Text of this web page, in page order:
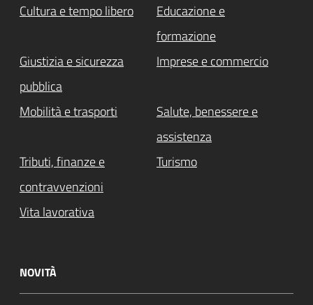
Cultura e tempo libero
Educazione e
formazione
Giustizia e sicurezza
pubblica
Imprese e commercio
Mobilità e trasporti
Salute, benessere e
assistenza
Tributi, finanze e
contravvenzioni
Turismo
Vita lavorativa
NOVITÀ